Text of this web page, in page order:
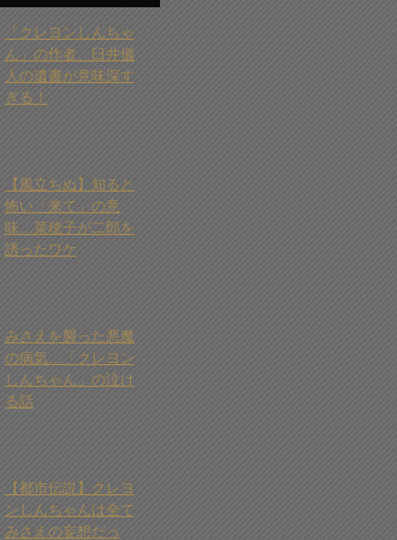
「クレヨンしんちゃ
ん」の作者、臼井儀
人の遺書が意味深す
ぎる！
【風立ちぬ】知ると
怖い「来て」の意
味…菜穂子が二郎を
誘ったワケ
みさえを襲った悪魔
の病気…「クレヨン
しんちゃん」の泣け
る話
【都市伝説】クレヨ
ンしんちゃんは全て
みさえの妄想だっ